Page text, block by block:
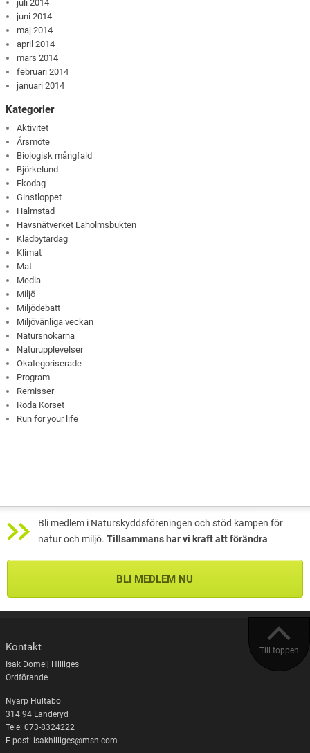
juli 2014
juni 2014
maj 2014
april 2014
mars 2014
februari 2014
januari 2014
Kategorier
Aktivitet
Årsmöte
Biologisk mångfald
Björkelund
Ekodag
Ginstloppet
Halmstad
Havsnätverket Laholmsbukten
Klädbytardag
Klimat
Mat
Media
Miljö
Miljödebatt
Miljövänliga veckan
Natursnokarna
Naturupplevelser
Okategoriserade
Program
Remisser
Röda Korset
Run for your life
Bli medlem i Naturskyddsföreningen och stöd kampen för
natur och miljö. Tillsammans har vi kraft att förändra
BLI MEDLEM NU
Till toppen
Kontakt
Isak Domeij Hilliges
Ordförande
Nyarp Hultabo
314 94 Landeryd
Tele: 073-8324222
E-post: isakhilliges@msn.com